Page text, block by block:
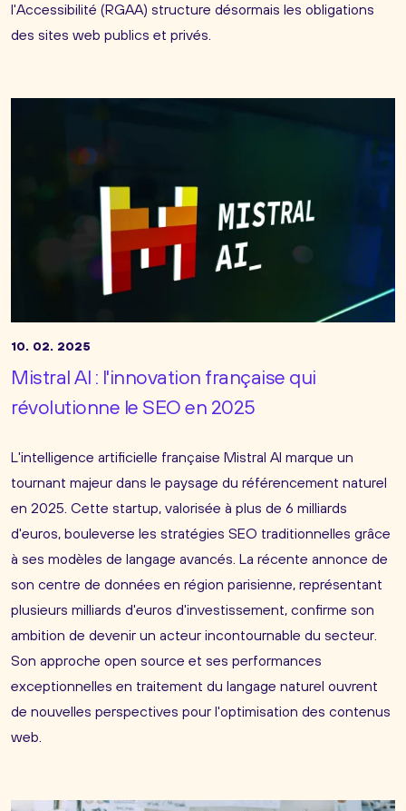
l'Accessibilité (RGAA) structure désormais les obligations
des sites web publics et privés.
10. 02. 2025
Mistral AI : l'innovation française qui
révolutionne le SEO en 2025
L'intelligence artificielle française Mistral AI marque un
tournant majeur dans le paysage du référencement naturel
en 2025. Cette startup, valorisée à plus de 6 milliards
d'euros, bouleverse les stratégies SEO traditionnelles grâce
à ses modèles de langage avancés. La récente annonce de
son centre de données en région parisienne, représentant
plusieurs milliards d'euros d'investissement, confirme son
ambition de devenir un acteur incontournable du secteur.
Son approche open source et ses performances
exceptionnelles en traitement du langage naturel ouvrent
de nouvelles perspectives pour l'optimisation des contenus
web.